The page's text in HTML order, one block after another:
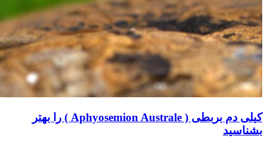
کیلی دم بربطی ( Aphyosemion Australe ) را بهتر
بشناسید